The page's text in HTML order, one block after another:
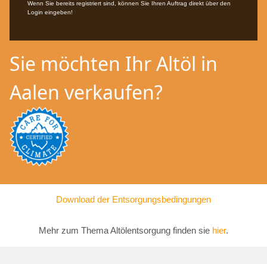
Wenn Sie bereits registriert sind, können Sie Ihren Auftrag direkt über den
Login eingeben!
Sie möchten Ihr Altöl in
Aalen verkaufen?
Download der Entsorgungsbedingungen
Mehr zum Thema Altölentsorgung finden sie hier.